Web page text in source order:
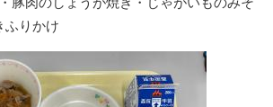
ふりかけ